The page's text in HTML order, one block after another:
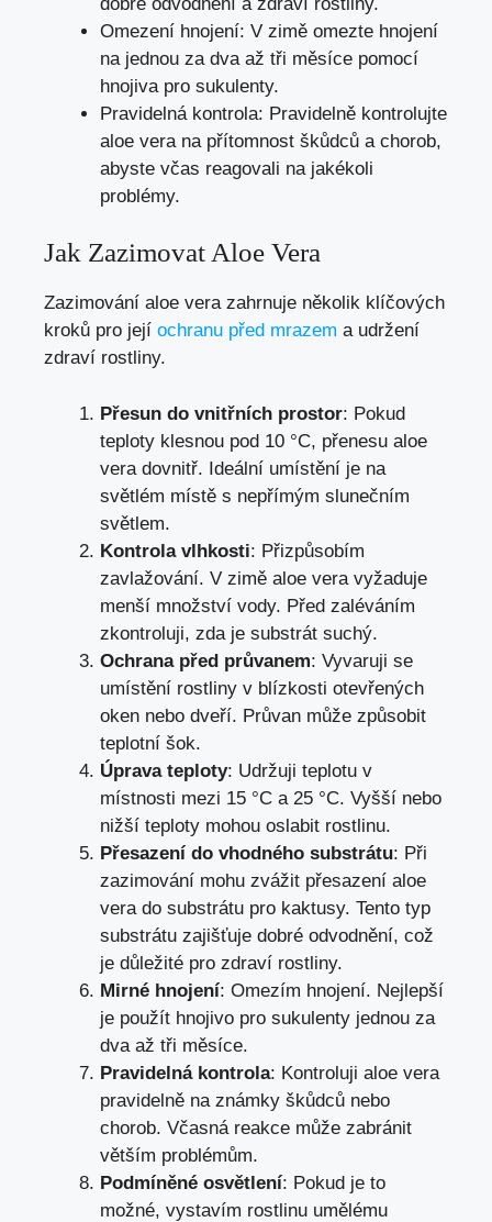
Omezení hnojení: V zimě omezte hnojení
na jednou za dva až tři měsíce pomocí
hnojiva pro sukulenty.
Pravidelná kontrola: Pravidelně kontrolujte
aloe vera na přítomnost škůdců a chorob,
abyste včas reagovali na jakékoli
problémy.
Jak Zazimovat Aloe Vera
Zazimování aloe vera zahrnuje několik klíčových
kroků pro její ochranu před mrazem a udržení
zdraví rostliny.
Přesun do vnitřních prostor: Pokud
teploty klesnou pod 10 °C, přenesu aloe
vera dovnitř. Ideální umístění je na
světlém místě s nepřímým slunečním
světlem.
Kontrola vlhkosti: Přizpůsobím
zavlažování. V zimě aloe vera vyžaduje
menší množství vody. Před zaléváním
zkontroluji, zda je substrát suchý.
Ochrana před průvanem: Vyvaruji se
umístění rostliny v blízkosti otevřených
oken nebo dveří. Průvan může způsobit
teplotní šok.
Úprava teploty: Udržuji teplotu v
místnosti mezi 15 °C a 25 °C. Vyšší nebo
nižší teploty mohou oslabit rostlinu.
Přesazení do vhodného substrátu: Při
zazimování mohu zvážit přesazení aloe
vera do substrátu pro kaktusy. Tento typ
substrátu zajišťuje dobré odvodnění, což
je důležité pro zdraví rostliny.
Mirné hnojení: Omezím hnojení. Nejlepší
je použít hnojivo pro sukulenty jednou za
dva až tři měsíce.
Pravidelná kontrola: Kontroluji aloe vera
pravidelně na známky škůdců nebo
chorob. Včasná reakce může zabránit
větším problémům.
Podmíněné osvětlení: Pokud je to
možné, vystavím rostlinu umělému